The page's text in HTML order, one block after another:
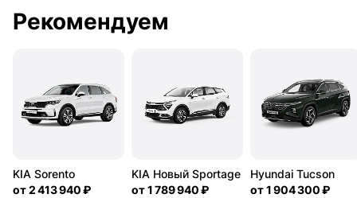
Рекомендуем
KIA Sorento
от2 413 940 ₽
KIA Новый Sportage
от1 789 940 ₽
Hyundai Tucson
от1 904 300 ₽